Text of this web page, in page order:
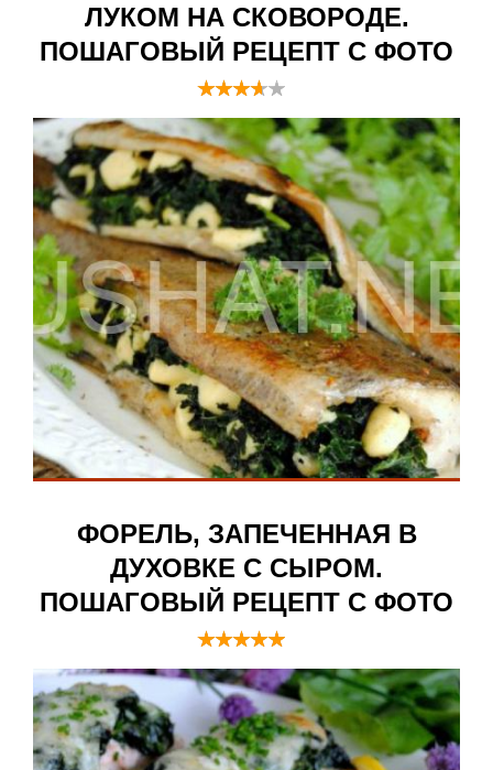
ЛУКОМ НА СКОВОРОДЕ.
ПОШАГОВЫЙ РЕЦЕПТ С ФОТО
ФОРЕЛЬ, ЗАПЕЧЕННАЯ В
ДУХОВКЕ С СЫРОМ.
ПОШАГОВЫЙ РЕЦЕПТ С ФОТО